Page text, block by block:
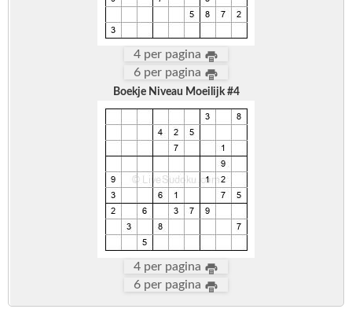
4 per pagina
6 per pagina
Boekje Niveau Moeilijk #4
4 per pagina
6 per pagina